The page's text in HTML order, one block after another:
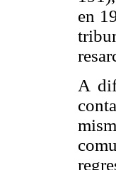
en
A